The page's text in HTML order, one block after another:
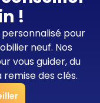
!
pour
neuf. Nos
vous guider, du
remise des clés.